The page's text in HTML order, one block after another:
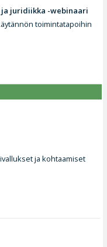
ja juridiikka -webinaari
toimintatapoihin
ja kohtaamiset